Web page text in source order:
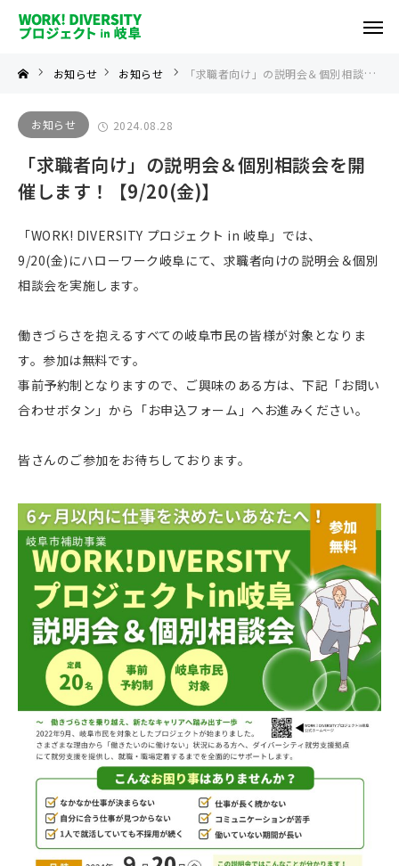
お知らせ お知らせ 「求職者向け」の説明会＆個別相談会を開催します！【9/20(金)】
お知らせ 2024.08.28
「求職者向け」の説明会＆個別相談会を開
催します！【9/20(金)】
「WORK! DIVERSITY プロジェクト in 岐阜」では、
9/20(金)にハローワーク岐阜にて、求職者向けの説明会＆個別
相談会を実施します。
働きづらさを抱えるすべての岐阜市民の皆様が対象となりま
す。参加は無料です。
事前予約制となりますので、ご興味のある方は、下記「お問い
合わせボタン」から「お申込フォーム」へお進みください。
皆さんのご参加をお待ちしております。